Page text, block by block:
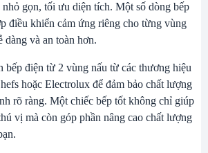
gọn, tối ưu diện tích. Một số dòng bếp
điều khiển cảm ứng riêng cho từng vùng
dàng và an toàn hơn.
bếp điện từ 2 vùng nấu từ các thương hiệu
hoặc Electrolux để đảm bảo chất lượng
rõ ràng. Một chiếc bếp tốt không chỉ giúp
vị mà còn góp phần nâng cao chất lượng